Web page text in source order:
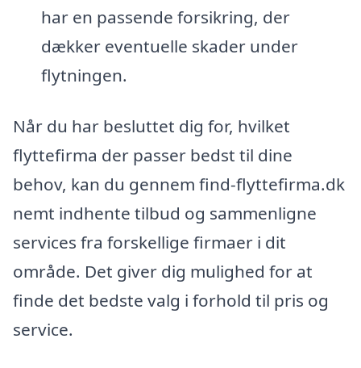
har en passende forsikring, der
dækker eventuelle skader under
flytningen.
Når du har besluttet dig for, hvilket
flyttefirma der passer bedst til dine
behov, kan du gennem find-flyttefirma.dk
nemt indhente tilbud og sammenligne
services fra forskellige firmaer i dit
område. Det giver dig mulighed for at
finde det bedste valg i forhold til pris og
service.